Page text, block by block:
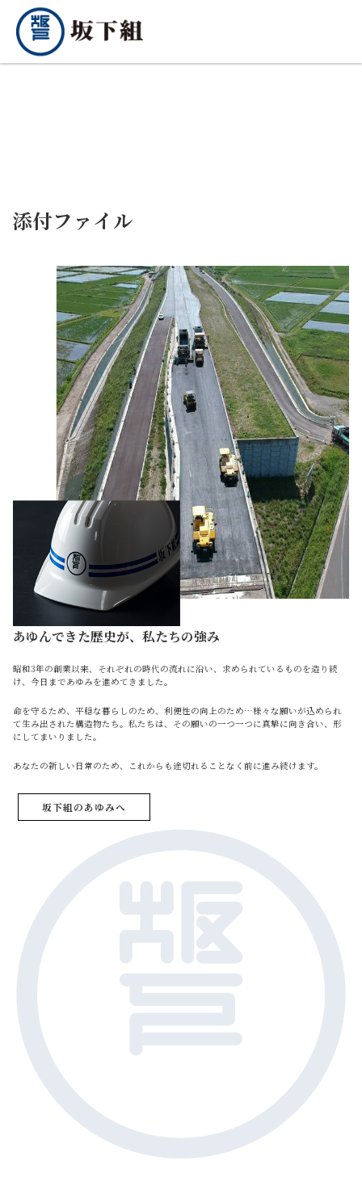
添付ファイル
あゆんできた歴史が、私たちの強み
昭和3年の創業以来、それぞれの時代の流れに沿い、求められているものを造り続
け、今日まであゆみを進めてきました。
命を守るため、平穏な暮らしのため、利便性の向上のため…様々な願いが込められ
て生み出された構造物たち。私たちは、その願いの一つ一つに真摯に向き合い、形
にしてまいりました。
あなたの新しい日常のため、これからも途切れることなく前に進み続けます。
坂下組のあゆみへ